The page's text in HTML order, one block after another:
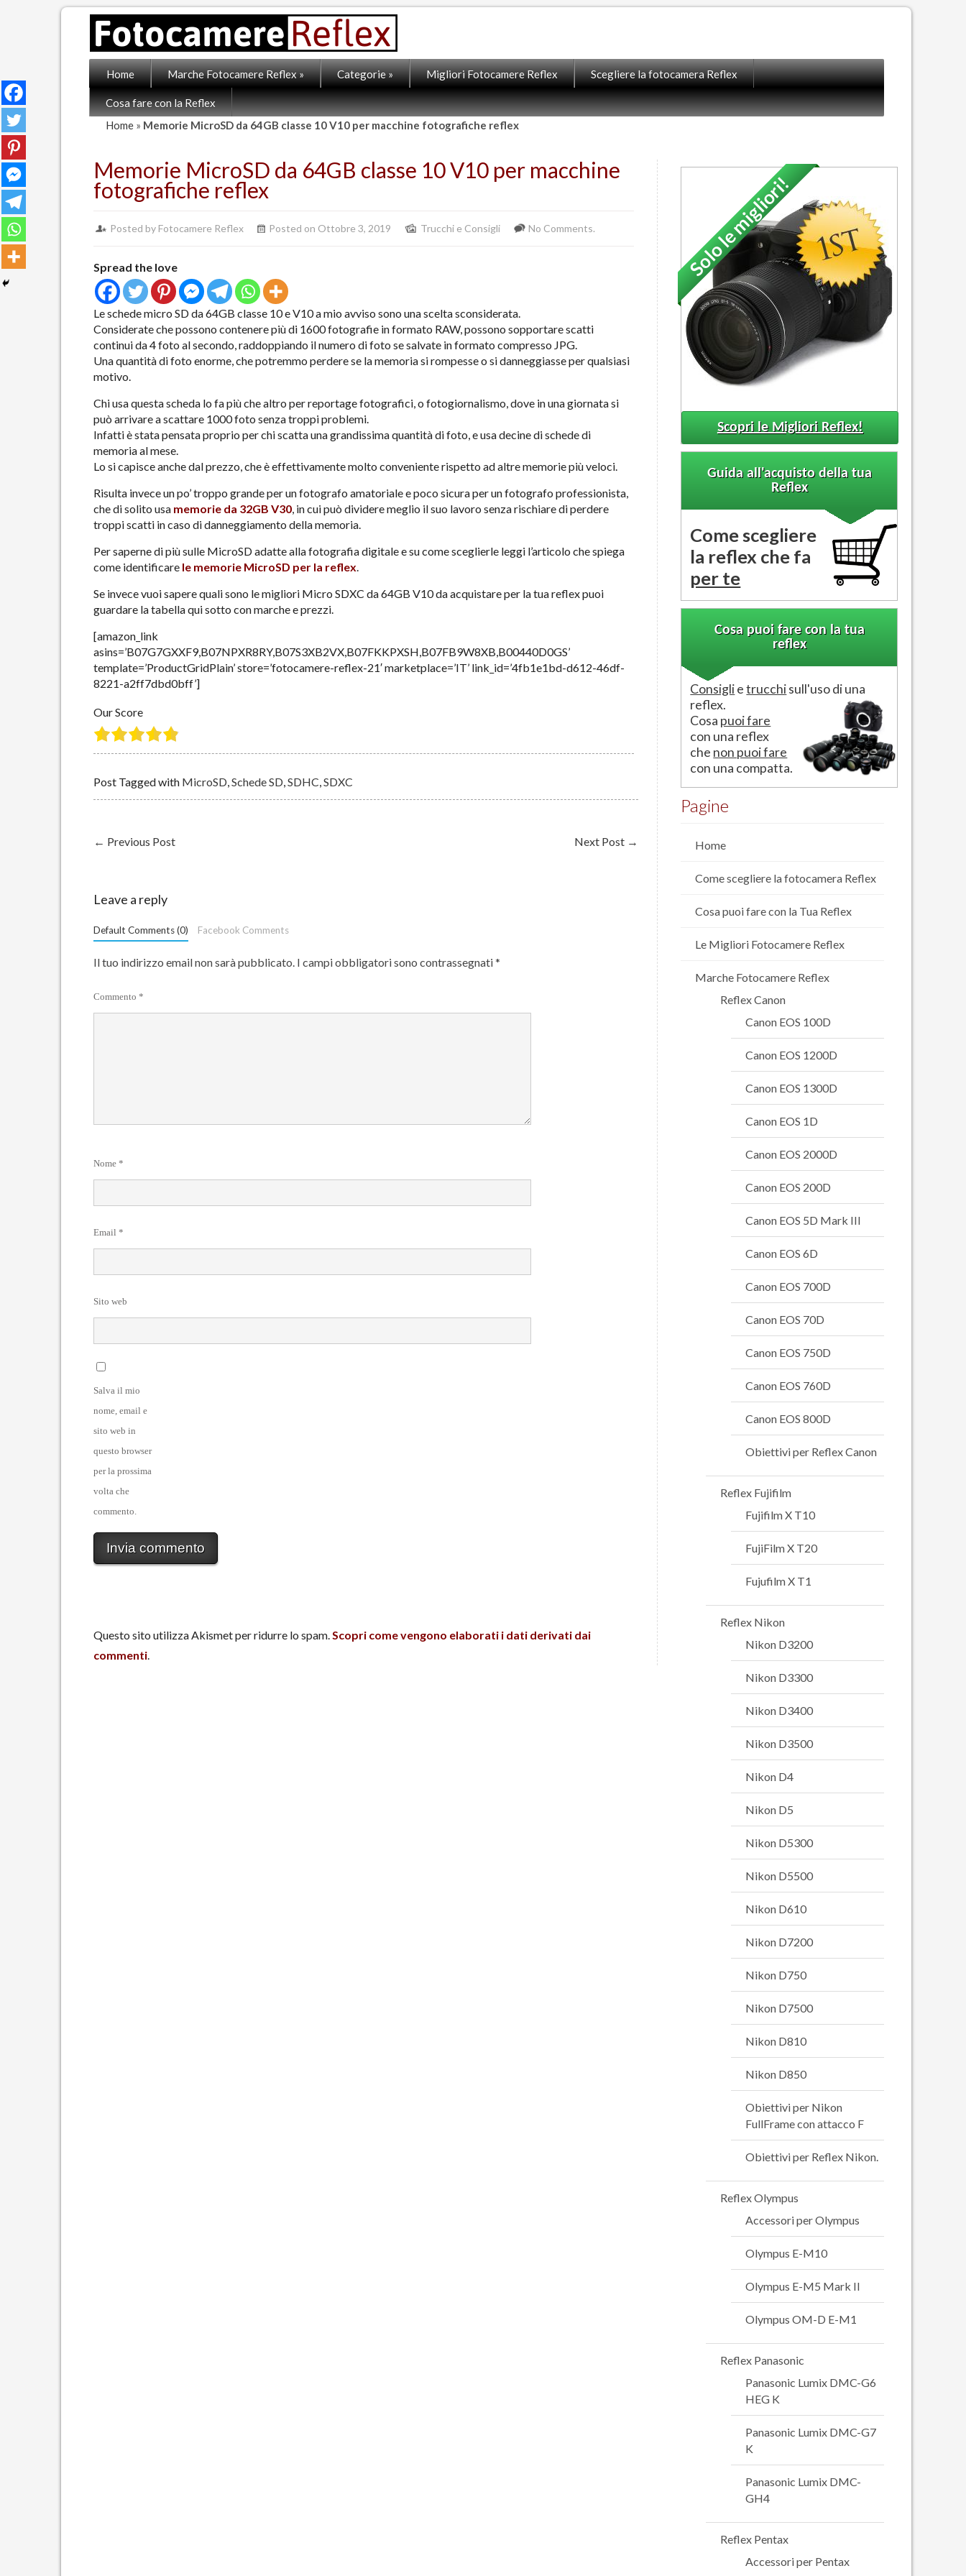
Home Marche Fotocamere Reflex» Categorie» Migliori Fotocamere Reflex Scegliere la fotocamera Reflex
Cosa fare con la Reflex
Home» Memorie MicroSD da 64GB classe 10 V10 per macchine fotografiche reflex
Memorie MicroSD da 64GB classe 10 V10 per macchine
fotografiche reflex
Posted by Fotocamere Reflex Posted on Ottobre 3, 2019 Trucchi e Consigli No Comments.
Spread the love
Le schede micro SD da 64GB classe 10 e V10 a mio avviso sono una scelta sconsiderata.
Considerate che possono contenere più di 1600 fotografie in formato RAW, possono sopportare scatti
continui da 4 foto al secondo, raddoppiando il numero di foto se salvate in formato compresso JPG.
Una quantità di foto enorme, che potremmo perdere se la memoria si rompesse o si danneggiasse per qualsiasi
motivo.
Chi usa questa scheda lo fa più che altro per reportage fotografici, o fotogiornalismo, dove in una giornata si
può arrivare a scattare 1000 foto senza troppi problemi.
Infatti è stata pensata proprio per chi scatta una grandissima quantità di foto, e usa decine di schede di
memoria al mese.
Lo si capisce anche dal prezzo, che è effettivamente molto conveniente rispetto ad altre memorie più veloci.
Risulta invece un po’ troppo grande per un fotografo amatoriale e poco sicura per un fotografo professionista,
che di solito usa memorie da 32GB V30, in cui può dividere meglio il suo lavoro senza rischiare di perdere
troppi scatti in caso di danneggiamento della memoria.
Per saperne di più sulle MicroSD adatte alla fotografia digitale e su come sceglierle leggi l’articolo che spiega
come identificare le memorie MicroSD per la reflex.
Se invece vuoi sapere quali sono le migliori Micro SDXC da 64GB V10 da acquistare per la tua reflex puoi
guardare la tabella qui sotto con marche e prezzi.
[amazon_link
asins=’B07G7GXXF9,B07NPXR8RY,B07S3XB2VX,B07FKKPXSH,B07FB9W8XB,B00440D0GS’
template=’ProductGridPlain’ store=’fotocamere-reflex-21′ marketplace=’IT’ link_id=’4fb1e1bd-d612-46df-
8221-a2ff7dbd0bff’]
Our Score
Post Tagged with MicroSD,Schede SD,SDHC,SDXC
← Previous Post Next Post →
Leave a reply
Default Comments (0) Facebook Comments
Il tuo indirizzo email non sarà pubblicato. I campi obbligatori sono contrassegnati*
Commento *
Nome *
Email *
Sito web
Salva il mio
nome, email e
sito web in
questo browser
per la prossima
volta che
commento.
Questo sito utilizza Akismet per ridurre lo spam.Scopri come vengono elaborati i dati derivati dai
commenti.
Solo le migliori!
Scopri le Migliori Reflex!
Guida all'acquisto della tua
Reflex
Come scegliere
la reflex che fa
per te
Cosa puoi fare con la tua
reflex
Consiglietrucchisull'uso di una
reflex.
Cosa puoi fare
con una reflex
che non puoi fare
con una compatta.
Pagine
Home
Come scegliere la fotocamera Reflex
Cosa puoi fare con la Tua Reflex
Le Migliori Fotocamere Reflex
Marche Fotocamere Reflex
Reflex Canon
Canon EOS 100D
Canon EOS 1200D
Canon EOS 1300D
Canon EOS 1D
Canon EOS 2000D
Canon EOS 200D
Canon EOS 5D Mark III
Canon EOS 6D
Canon EOS 700D
Canon EOS 70D
Canon EOS 750D
Canon EOS 760D
Canon EOS 800D
Obiettivi per Reflex Canon
Reflex Fujifilm
Fujifilm X T10
FujiFilm X T20
Fujufilm X T1
Reflex Nikon
Nikon D3200
Nikon D3300
Nikon D3400
Nikon D3500
Nikon D4
Nikon D5
Nikon D5300
Nikon D5500
Nikon D610
Nikon D7200
Nikon D750
Nikon D7500
Nikon D810
Nikon D850
Obiettivi per Nikon
FullFrame con attacco F
Obiettivi per Reflex Nikon.
Reflex Olympus
Accessori per Olympus
Olympus E-M10
Olympus E-M5 Mark II
Olympus OM-D E-M1
Reflex Panasonic
Panasonic Lumix DMC-G6
HEG K
Panasonic Lumix DMC-G7
K
Panasonic Lumix DMC-
GH4
Reflex Pentax
Accessori per Pentax